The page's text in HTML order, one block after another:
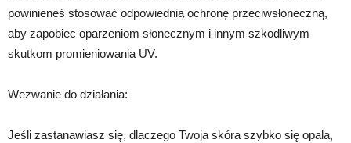
powinieneś stosować odpowiednią ochronę przeciwsłoneczną,
aby zapobiec oparzeniom słonecznym i innym szkodliwym
skutkom promieniowania UV.
Wezwanie do działania:
Jeśli zastanawiasz się, dlaczego Twoja skóra szybko się opala,